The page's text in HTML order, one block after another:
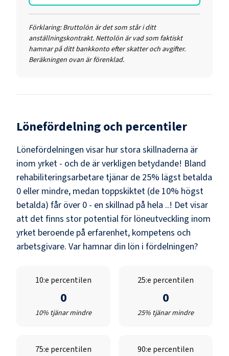
Förklaring: Bruttolön är det som står i ditt
anställningskontrakt. Nettolön är vad som faktiskt
hamnar på ditt bankkonto efter skatter och avgifter.
Beräkningen ovan är förenklad.
Lönefördelning och percentiler
Lönefördelningen visar hur stora skillnaderna är
inom yrket - och de är verkligen betydande! Bland
rehabiliteringsarbetare tjänar de 25% lägst betalda
0 eller mindre, medan toppskiktet (de 10% högst
betalda) får över 0 - en skillnad på hela ..! Det visar
att det finns stor potential för löneutveckling inom
yrket beroende på erfarenhet, kompetens och
arbetsgivare. Var hamnar din lön i fördelningen?
10:e percentilen
0
10% tjänar mindre
25:e percentilen
0
25% tjänar mindre
75:e percentilen 90:e percentilen